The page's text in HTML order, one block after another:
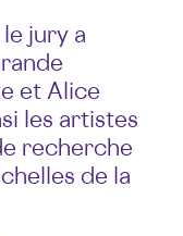
jury a
et Alice
les artistes
recherche
de la